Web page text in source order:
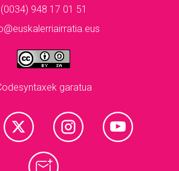
(0034) 948 17 01 51
garatua